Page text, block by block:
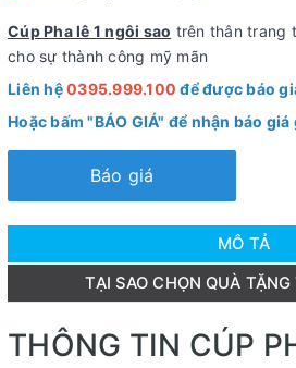
Cúp Pha lê 1 ngôi sao trên thân trang
cho sự thành công mỹ mãn
Liên hệ0395.999.100 để được báo
Hoặc bấm "BÁO GIÁ" để nhận báo giá
Báo giá
MÔ TẢ
TẠI SAO CHỌN QUÀ TẶNG
THÔNG TIN CÚP